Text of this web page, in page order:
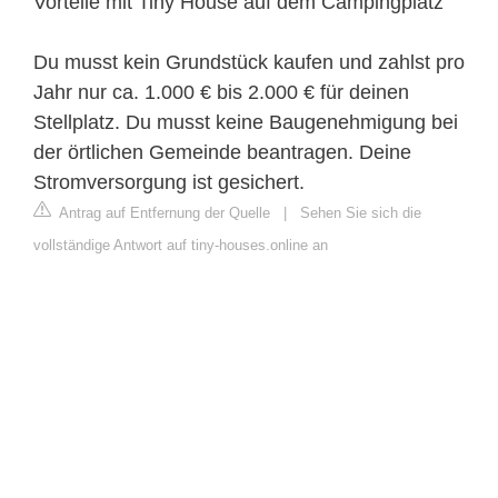
Du musst kein Grundstück kaufen und zahlst pro
Jahr nur ca. 1.000 € bis 2.000 € für deinen
Stellplatz. Du musst keine Baugenehmigung bei
der örtlichen Gemeinde beantragen. Deine
Stromversorgung ist gesichert.
Antrag auf Entfernung der Quelle | Sehen Sie sich die
vollständige Antwort auf tiny-houses.online an